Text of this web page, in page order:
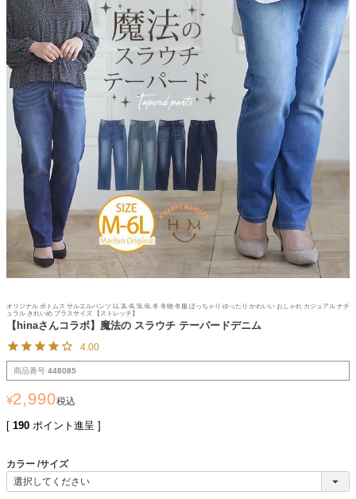
オリジナル ボトムス サルエルパンツ LL 3L 4L 5L 6L 冬 冬物 冬服 ぽっちゃり ゆったり かわいい おしゃれ カジュアル ナチ
ュラル きれいめ プラスサイズ 【ストレッチ】
【hinaさんコラボ】魔法の スラウチ テーパードデニム
4.00
商品番号 448085
¥2,990税込
[ 190 ポイント進呈 ]
カラー サイズ